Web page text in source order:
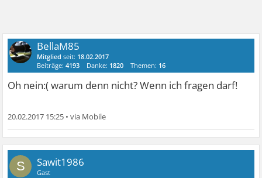
BellaM85
Mitglied seit: 18.02.2017
Beiträge:4193 Danke: 1820 Themen: 16
Oh nein:( warum denn nicht? Wenn ich fragen darf!
20.02.2017 15:25 •
S Sawit1986
Gast